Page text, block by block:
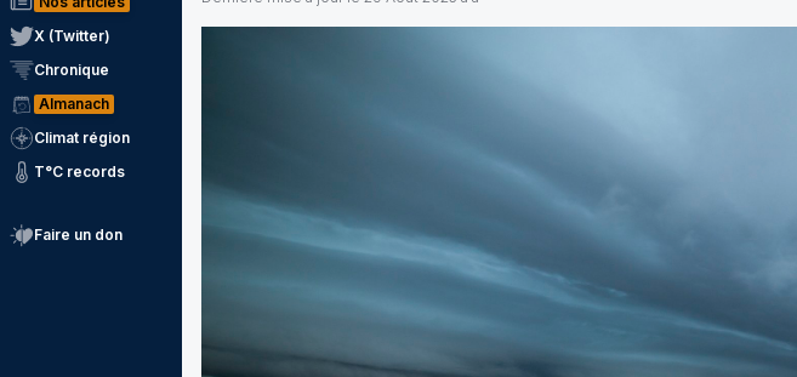
X (Twitter)
Chronique
Almanach
Climat région
T°C records
Faire un don